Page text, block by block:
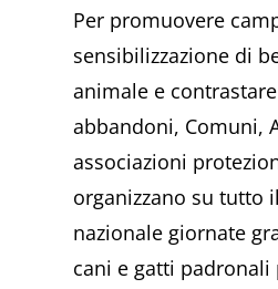
Per promuovere
sensibilizzazione di
animale e
abbandoni, Comuni,
associazioni
organizzano su tutto
nazionale giornate
cani e gatti padronali